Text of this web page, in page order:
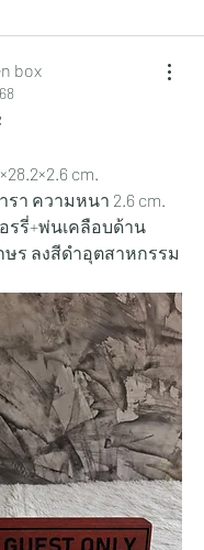
box
cm.
า ความหนา 2.6 cm.
รรี่+พ่นเคลือบด้าน
ษร ลงสีดำอุตสาหกรรม